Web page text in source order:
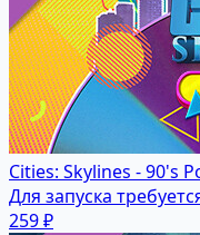
Cities: Skylines - 90's
Для запуска
259 ₽